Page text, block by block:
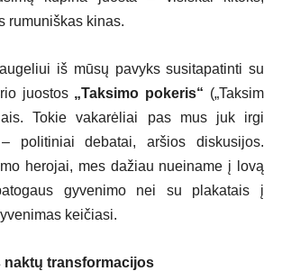
rumuniškas kinas.
iš mūsų pavyks susitapatinti su
juostos „Taksimo pokeris“ („Taksim
Tokie vakarėliai pas mus juk irgi
politiniai debatai, aršios diskusijos.
herojai, mes dažiau nueiname į lovą
gyvenimo nei su plakatais į
keičiasi.
naktų transformacijos